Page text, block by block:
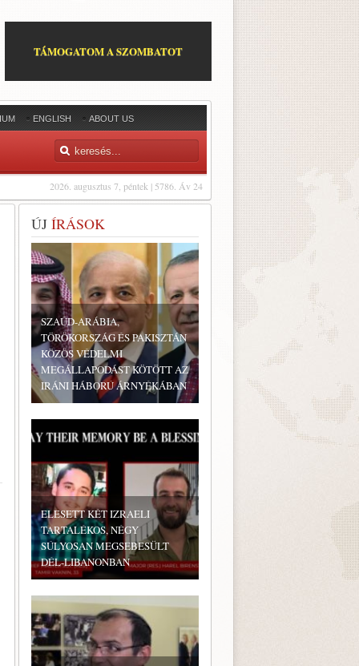
TÁMOGATOM A SZOMBATOT
ENGLISH ABOUT US
2026. augusztus 7, péntek | 5786. Áv 24
ÚJ ÍRÁSOK
SZAÚD-ARÁBIA,
TÖRÖKORSZÁG ÉS PAKISZTÁN
KÖZÖS VÉDELMI
MEGÁLLAPODÁST KÖTÖTT AZ
IRÁNI HÁBORÚ ÁRNYÉKÁBAN
ELESETT KÉT IZRAELI
TARTALÉKOS, NÉGY
SÚLYOSAN MEGSEBESÜLT
DÉL-LIBANONBAN